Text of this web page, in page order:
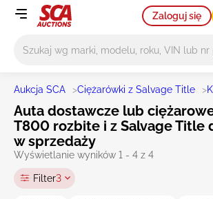
Zaloguj się
Aukcja SCA >Ciężarówki z Salvage Title >
Auta dostawcze lub
T800 rozbite i z Salvage Title
w sprzedaży
Wyświetlanie wyników 1 - 4 z 4
Filter3